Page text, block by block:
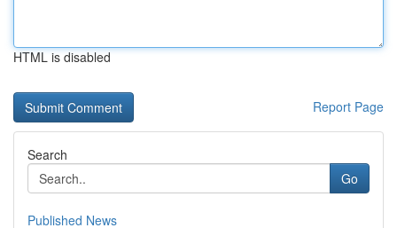
HTML is disabled
Report Page
Search
Go
Published News